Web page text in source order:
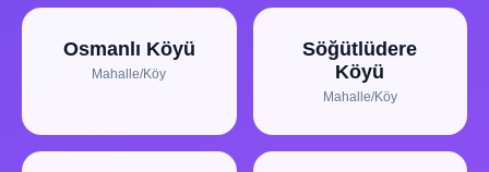
Osmanlı Köyü
Mahalle/Köy
Söğütlüdere
Köyü
Mahalle/Köy